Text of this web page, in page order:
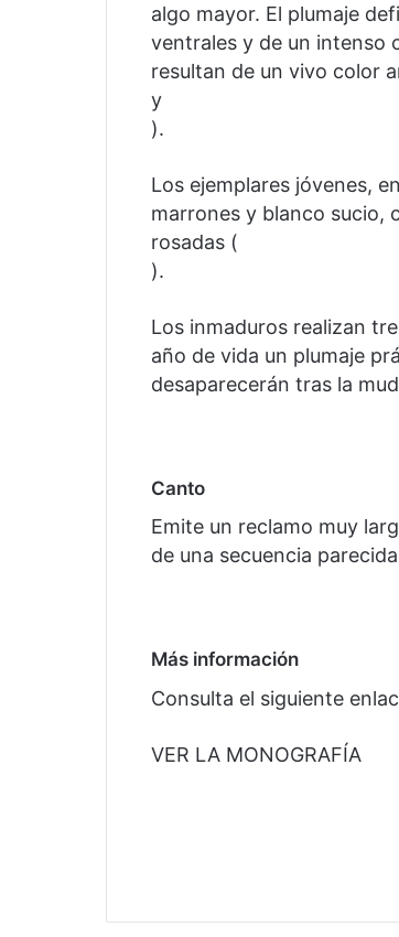
algo mayor. El plumaje
ventrales y de un intenso
resultan de un vivo color
y
).
Los ejemplares jóvenes,
marrones y blanco sucio,
rosadas (
).
Los inmaduros realizan
año de vida un plumaje
desaparecerán tras la
Canto
Emite un reclamo muy
de una secuencia
Más información
Consulta el siguiente
VER LA MONOGRAFÍA